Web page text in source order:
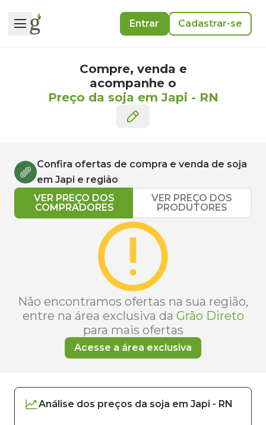
Entrar Cadastrar-se
Compre, venda e
acompanhe o
Preço da soja em Japi - RN
Confira ofertas de compra e venda de soja
em Japi e região
VER PREÇO DOS
COMPRADORES
VER PREÇO DOS
PRODUTORES
Não encontramos ofertas na sua região,
entre na área exclusiva da Grão Direto
para mais ofertas
Acesse a área exclusiva
Análise dos preços da soja em Japi - RN